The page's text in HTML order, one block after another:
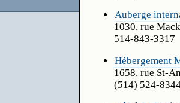
Auberge
1030, rue
514-843-3317
Hébergement
1658, rue St-
(514) 524-